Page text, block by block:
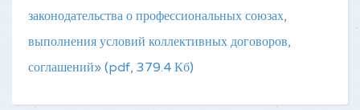
законодательства о профессиональных союзах,
выполнения условий коллективных договоров,
соглашений» (pdf, 379.4 Кб)